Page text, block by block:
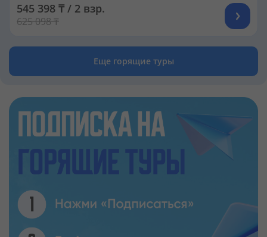
545 398 ₸ / 2 взр.
625 098 ₸
Еще горящие туры